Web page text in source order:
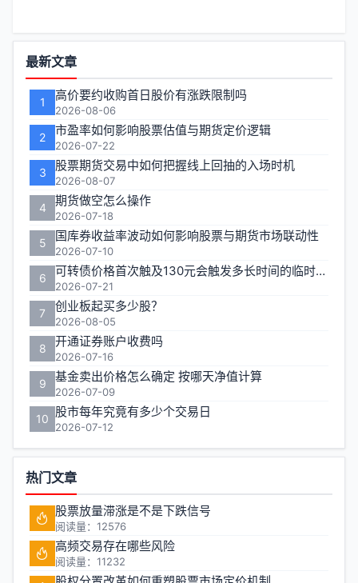
则】
文
章
列
表
第
页
功
能
区
最新文章
1 高价要约收购首日股价有涨跌限制吗
2026-08-06
2 市盈率如何影响股票估值与期货定价逻辑
2026-07-22
3 股票期货交易中如何把握线上回抽的入场时机
2026-08-07
4 期货做空怎么操作
2026-07-18
5 国库券收益率波动如何影响股票与期货市场联动性
2026-07-10
6 可转债价格首次触及130元会触发多长时间的临时停牌
2026-07-21
7 创业板起买多少股？
2026-08-05
8 开通证券账户收费吗
2026-07-16
9 基金卖出价格怎么确定 按哪天净值计算
2026-07-09
10 股市每年究竟有多少个交易日
2026-07-12
热门文章
股票放量滞涨是不是下跌信号
阅读量：12576
高频交易存在哪些风险
阅读量：11232